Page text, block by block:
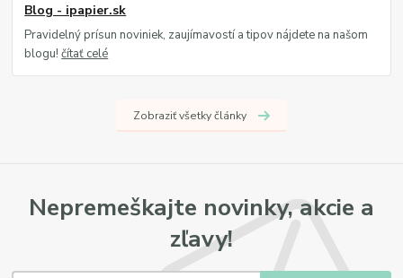
Blog - ipapier.sk
Pravidelný prísun noviniek, zaujímavostí a tipov nájdete na našom
blogu!čítať celé
Zobraziť všetky články
Nepremeškajte novinky, akcie a
zľavy!